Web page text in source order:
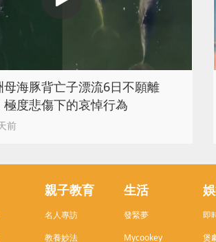
海豚背亡子漂流6日不願離
度悲傷下的哀悼行為
前
親子教育
名人專訪
教養妙法
生活
發緊夢
Mycookey
即
煲